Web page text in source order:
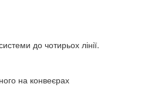
до чотирьох лінії.
на конвеєрах